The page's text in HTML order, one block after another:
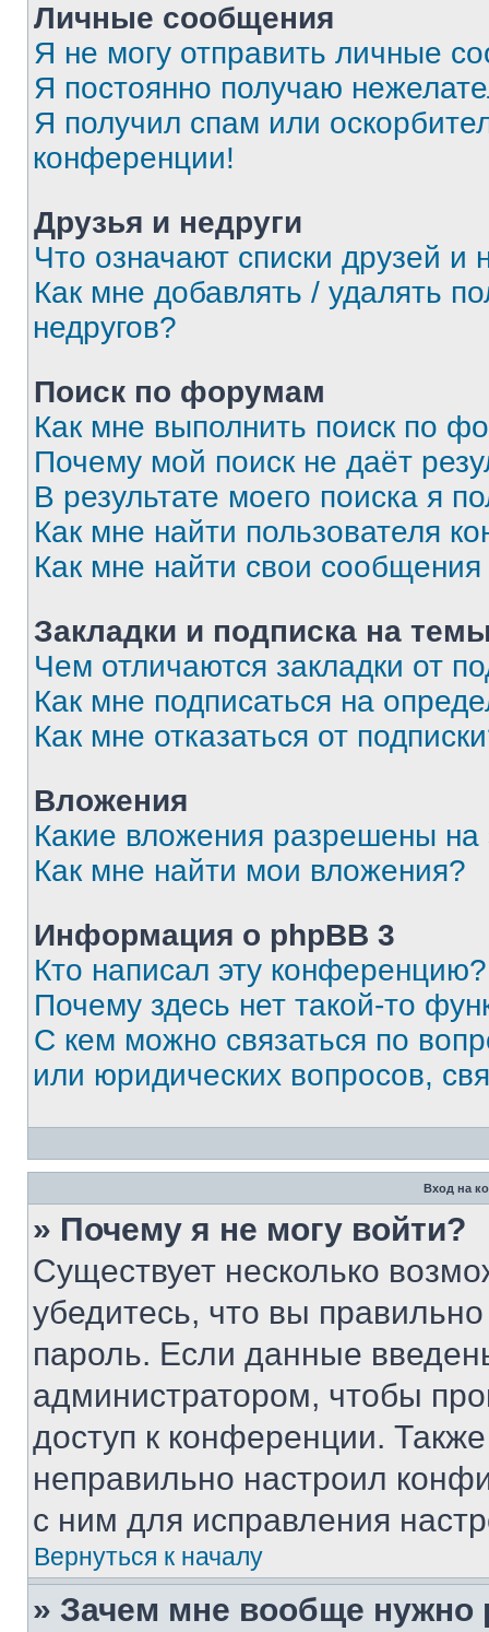
Личные сообщения
Я не могу отправить личные
Я постоянно получаю
Я получил спам или
конференции!
Друзья и недруги
Что означают списки друзей и
Как мне добавлять / удалять
недругов?
Поиск по форумам
Как мне выполнить поиск по
Почему мой поиск не даёт
В результате моего поиска я
Как мне найти пользователя
Как мне найти свои
Закладки и подписка на
Чем отличаются закладки от
Как мне подписаться на
Как мне отказаться от
Вложения
Какие вложения разрешены
Как мне найти мои вложения?
Информация о phpBB 3
Кто написал эту конференцию?
Почему здесь нет такой-то
С кем можно связаться по
или юридических вопросов,
Вход на
» Почему я не могу войти?
Существует несколько
убедитесь, что вы
пароль. Если данные
администратором, чтобы
доступ к конференции.
неправильно настроил
с ним для исправления
Вернуться к началу
» Зачем мне вообще нужно